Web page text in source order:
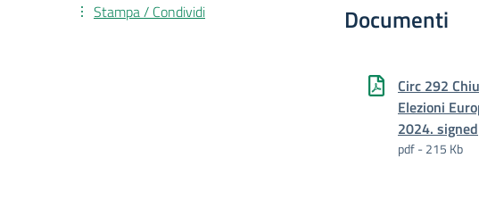
Documenti
Circ 292
Elezioni
2024. signed
pdf - 215 Kb
Stampa / Condividi